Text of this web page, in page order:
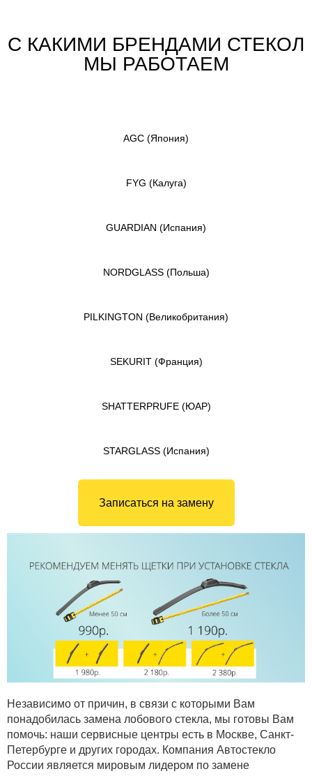
С КАКИМИ БРЕНДАМИ СТЕКОЛ
МЫ РАБОТАЕМ
AGC (Япония)
FYG (Калуга)
GUARDIAN (Испания)
NORDGLASS (Польша)
PILKINGTON (Великобритания)
SEKURIT (Франция)
SHATTERPRUFE (ЮАР)
STARGLASS (Испания)
Записаться на замену
Независимо от причин, в связи с которыми Вам
понадобилась замена лобового стекла, мы готовы Вам
помочь: наши сервисные центры есть в Москве, Санкт-
Петербурге и других городах. Компания Автостекло
России является мировым лидером по замене